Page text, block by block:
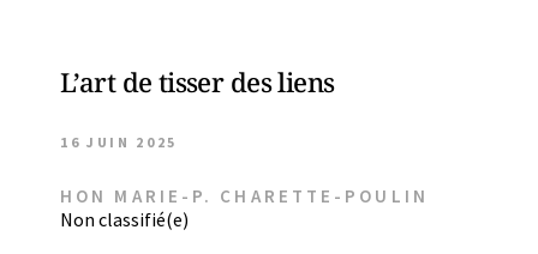
L’art de tisser des liens
16 JUIN 2025
HON MARIE-P. CHARETTE-POULIN
Non classifié(e)